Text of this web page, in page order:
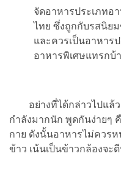
จัดอาหารประเภทอ
ไทย ซึ่งถูกกับรสนิย
และควรเป็นอาหาร
อาหารพิเศษแทรกบ้
อย่างที่ได้กล่าวไปแล้ว
กำลังมากนัก พูดกันง่ายๆ
กาย ดังนั้นอาหารไม่ควร
ข้าว เน้นเป็นข้าวกล้องจะ